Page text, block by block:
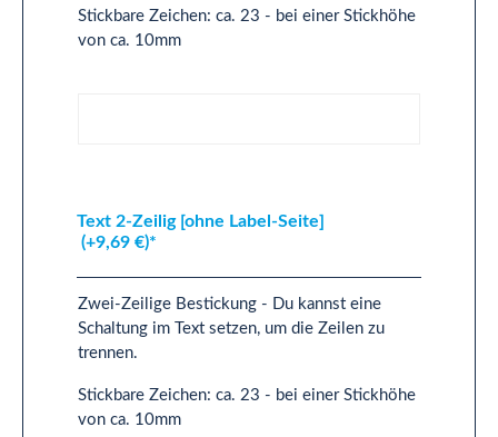
Stickbare Zeichen: ca. 23 - bei einer Stickhöhe
von ca. 10mm
Text 2-Zeilig [ohne Label-Seite]
(+9,69 €)*
Zwei-Zeilige Bestickung - Du kannst eine
Schaltung im Text setzen, um die Zeilen zu
trennen.
Stickbare Zeichen: ca. 23 - bei einer Stickhöhe
von ca. 10mm